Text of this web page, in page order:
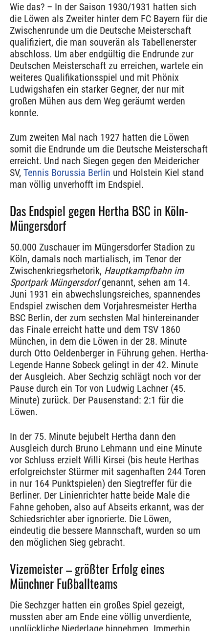
Wie das? – In der Saison 1930/1931 hatten sich
die Löwen als Zweiter hinter dem FC Bayern für die
Zwischenrunde um die Deutsche Meisterschaft
qualifiziert, die man souverän als Tabellenerster
abschloss. Um aber endgültig die Endrunde zur
Deutschen Meisterschaft zu erreichen, wartete ein
weiteres Qualifikationsspiel und mit Phönix
Ludwigshafen ein starker Gegner, der nur mit
großen Mühen aus dem Weg geräumt werden
konnte.
Zum zweiten Mal nach 1927 hatten die Löwen
somit die Endrunde um die Deutsche Meisterschaft
erreicht. Und nach Siegen gegen den Meidericher
SV, Tennis Borussia Berlin und Holstein Kiel stand
man völlig unverhofft im Endspiel.
Das Endspiel gegen Hertha BSC in Köln-
Müngersdorf
50.000 Zuschauer im Müngersdorfer Stadion zu
Köln, damals noch martialisch, im Tenor der
Zwischenkriegsrhetorik, Hauptkampfbahn im
Sportpark Müngersdorfgenannt, sehen am 14.
Juni 1931 ein abwechslungsreiches, spannendes
Endspiel zwischen dem Vorjahresmeister Hertha
BSC Berlin, der zum sechsten Mal hintereinander
das Finale erreicht hatte und dem TSV 1860
München, in dem die Löwen in der 28. Minute
durch Otto Oeldenberger in Führung gehen. Hertha-
Legende Hanne Sobeck gelingt in der 42. Minute
der Ausgleich. Aber Sechzig schlägt noch vor der
Pause durch ein Tor von Ludwig Lachner (45.
Minute) zurück. Der Pausenstand: 2:1 für die
Löwen.
In der 75. Minute bejubelt Hertha dann den
Ausgleich durch Bruno Lehmann und eine Minute
vor Schluss erzielt Willi Kirsei (bis heute Herthas
erfolgreichster Stürmer mit sagenhaften 244 Toren
in nur 164 Punktspielen) den Siegtreffer für die
Berliner. Der Linienrichter hatte beide Male die
Fahne gehoben, also auf Abseits erkannt, was der
Schiedsrichter aber ignorierte. Die Löwen,
eindeutig die bessere Mannschaft, wurden so um
den möglichen Sieg gebracht.
Vizemeister – größter Erfolg eines
Münchner Fußballteams
Die Sechzger hatten ein großes Spiel gezeigt,
mussten aber am Ende eine völlig unverdiente,
unglückliche Niederlage hinnehmen. Immerhin